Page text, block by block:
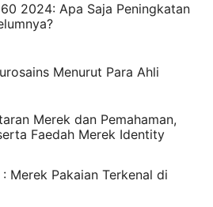
2024: Apa Saja Peningkatan
Menurut Para Ahli
Merek dan Pemahaman,
Faedah Merek Identity
Merek Pakaian Terkenal di